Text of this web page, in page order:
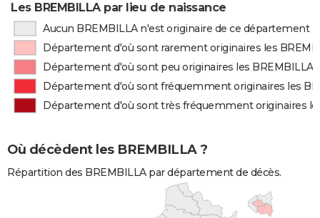
Les BREMBILLA par lieu de naissance
Aucun BREMBILLA n'est originaire de ce département
Département d'où sont rarement originaires les
Département d'où sont peu originaires les BREMBILLA
Département d'où sont fréquemment originaires les
Département d'où sont très fréquemment originaires
Où décèdent les BREMBILLA ?
Répartition des BREMBILLA par département de décès.